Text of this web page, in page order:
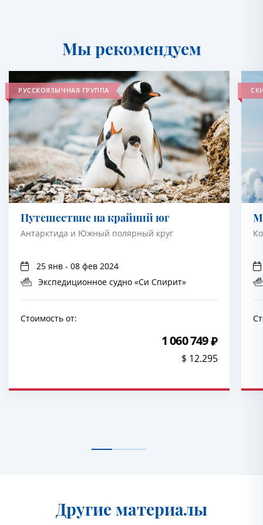
Мы рекомендуем
РУССКОЯЗЫЧНАЯ ГРУППА
Путешествие на крайний юг
Антарктида и Южный полярный круг
25 янв - 08 фев 2024
Экспедиционное судно «Си Спирит»
Стоимость от:
1 060 749
$ 12.295
Другие материалы